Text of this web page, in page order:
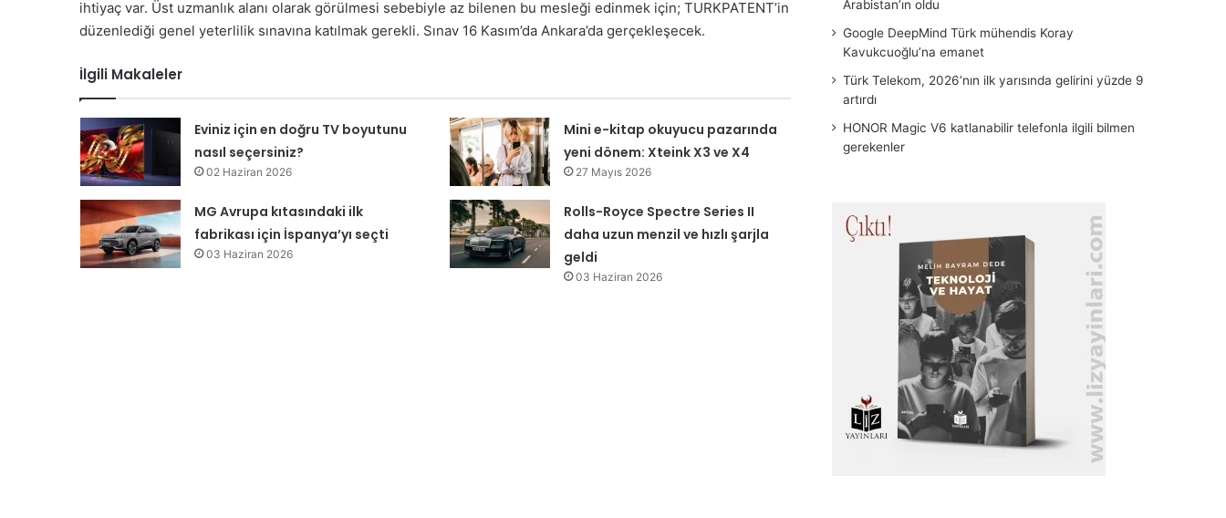
ihtiyaç var. Üst uzmanlık alanı olarak görülmesi sebebiyle az bilenen bu mesleği edinmek için; TURKPATENT’in
düzenlediği genel yeterlilik sınavına katılmak gerekli. Sınav 16 Kasım’da Ankara’da gerçekleşecek.
İlgili Makaleler
Eviniz için en doğru TV boyutunu
nasıl seçersiniz?
02 Haziran 2026
Mini e-kitap okuyucu pazarında
yeni dönem: Xteink X3 ve X4
27 Mayıs 2026
MG Avrupa kıtasındaki ilk
fabrikası için İspanya’yı seçti
03 Haziran 2026
Rolls-Royce Spectre Series II
daha uzun menzil ve hızlı şarjla
geldi
03 Haziran 2026
Arabistan’ın oldu
Google DeepMind Türk mühendis Koray
Kavukcuoğlu’na emanet
Türk Telekom, 2026’nın ilk yarısında gelirini yüzde 9
artırdı
HONOR Magic V6 katlanabilir telefonla ilgili bilmen
gerekenler